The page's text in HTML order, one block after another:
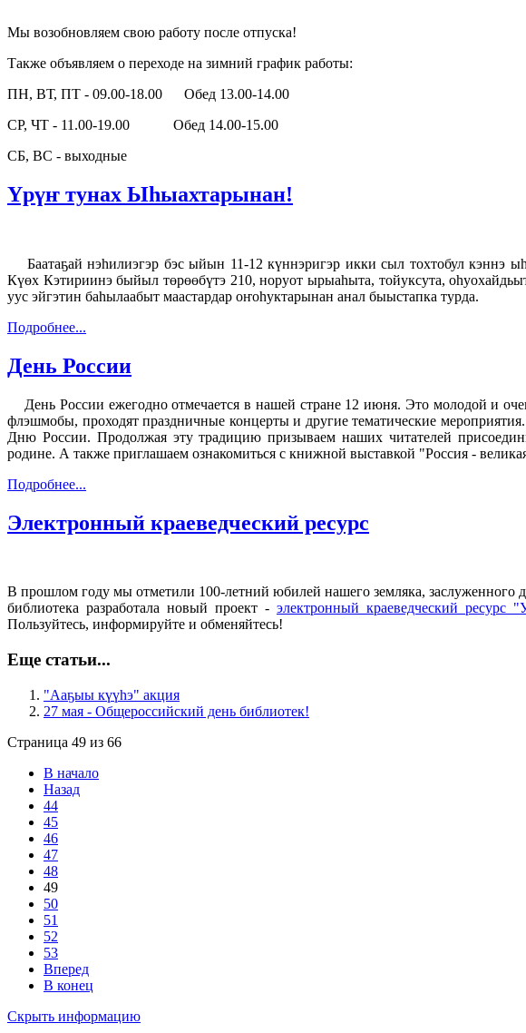
Мы возобновляем свою работу после отпуска!
Также объявляем о переходе на зимний график работы:
ПН, ВТ, ПТ - 09.00-18.00 Обед 13.00-14.00
СР, ЧТ - 11.00-19.00 Обед 14.00-15.00
СБ, ВС - выходные
Үрүҥ тунах Ыһыахтарынан!
Баатаҕай нэһилиэгэр бэс ыйын 11-12 күннэригэр икки сыл тохтобул
Күөх Кэтириинэ быйыл төрөөбүтэ 210, норуот ырыаһыта, тойуксута,
уус эйгэтин баһылаабыт маастардар оҥоһуктарынан анал быыстапка турда.
Подробнее...
День России
День России ежегодно отмечается в нашей стране 12 июня. Это молодой и
флэшмобы, проходят праздничные концерты и другие тематические мероприятия.
Дню России. Продолжая эту традицию призываем наших читателей
родине. А также приглашаем ознакомиться с книжной выставкой "Россия -
Подробнее...
Электронный краеведческий ресурс
В прошлом году мы отметили 100-летний юбилей нашего земляка, заслуженного
библиотека разработала новый проект - электронный краеведческий ресурс
Пользуйтесь, информируйте и обменяйтесь!
Еще статьи...
"Ааҕыы күүһэ" акция
27 мая - Общероссийский день библиотек!
Страница 49 из 66
В начало
Назад
44
45
46
47
48
49
50
51
52
53
Вперед
В конец
Скрыть информацию